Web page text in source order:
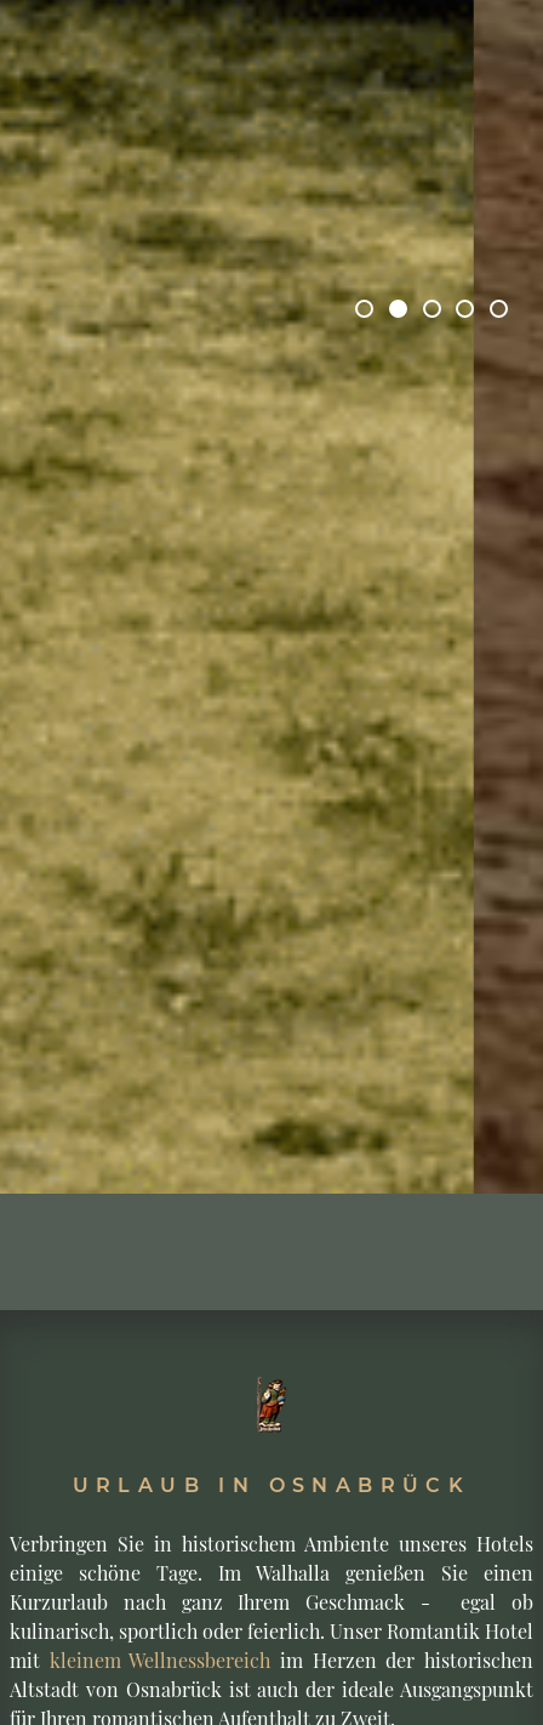
URLAUB IN OSNABRÜCK
Verbringen Sie in historischem Ambiente unseres Hotels
einige schöne Tage. Im Walhalla genießen Sie einen
Kurzurlaub nach ganz Ihrem Geschmack - egal ob
kulinarisch, sportlich oder feierlich. Unser Romtantik Hotel
mitkleinem Wellnessbereichim Herzen der historischen